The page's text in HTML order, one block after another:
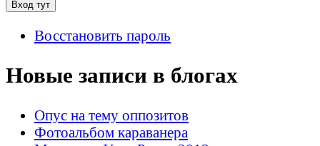
Восстановить пароль
Новые записи в блогах
Опус на тему оппозитов
Фотоальбом караванера